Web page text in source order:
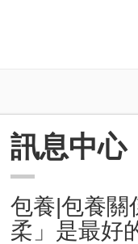
訊息中心
包養|包養關
柔」是最好